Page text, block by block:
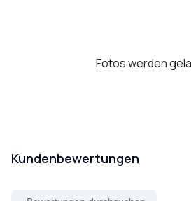
Fotos werden
Kundenbewertungen